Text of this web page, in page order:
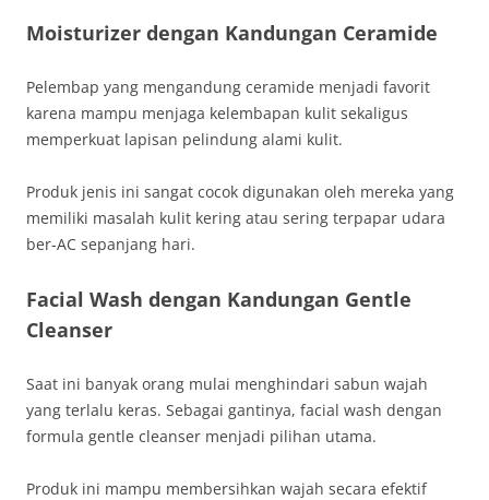
Moisturizer dengan Kandungan Ceramide
Pelembap yang mengandung ceramide menjadi favorit
karena mampu menjaga kelembapan kulit sekaligus
memperkuat lapisan pelindung alami kulit.
Produk jenis ini sangat cocok digunakan oleh mereka yang
memiliki masalah kulit kering atau sering terpapar udara
ber-AC sepanjang hari.
Facial Wash dengan Kandungan Gentle
Cleanser
Saat ini banyak orang mulai menghindari sabun wajah
yang terlalu keras. Sebagai gantinya, facial wash dengan
formula gentle cleanser menjadi pilihan utama.
Produk ini mampu membersihkan wajah secara efektif